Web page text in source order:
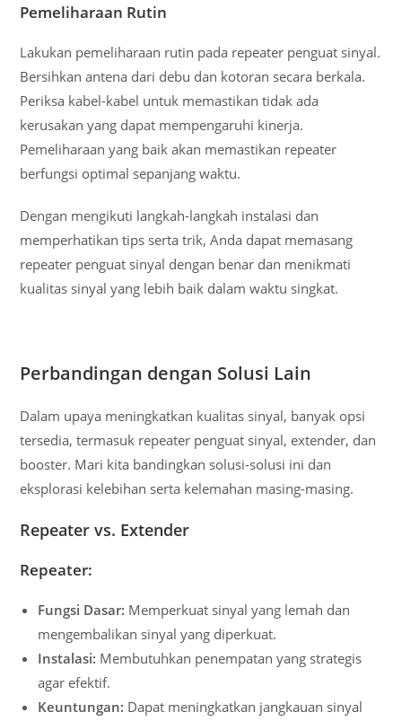
Pemeliharaan Rutin
Lakukan pemeliharaan rutin pada repeater penguat sinyal.
Bersihkan antena dari debu dan kotoran secara berkala.
Periksa kabel-kabel untuk memastikan tidak ada
kerusakan yang dapat mempengaruhi kinerja.
Pemeliharaan yang baik akan memastikan repeater
berfungsi optimal sepanjang waktu.
Dengan mengikuti langkah-langkah instalasi dan
memperhatikan tips serta trik, Anda dapat memasang
repeater penguat sinyal dengan benar dan menikmati
kualitas sinyal yang lebih baik dalam waktu singkat.
Perbandingan dengan Solusi Lain
Dalam upaya meningkatkan kualitas sinyal, banyak opsi
tersedia, termasuk repeater penguat sinyal, extender, dan
booster. Mari kita bandingkan solusi-solusi ini dan
eksplorasi kelebihan serta kelemahan masing-masing.
Repeater vs. Extender
Repeater:
Fungsi Dasar: Memperkuat sinyal yang lemah dan
mengembalikan sinyal yang diperkuat.
Instalasi: Membutuhkan penempatan yang strategis
agar efektif.
Keuntungan: Dapat meningkatkan jangkauan sinyal